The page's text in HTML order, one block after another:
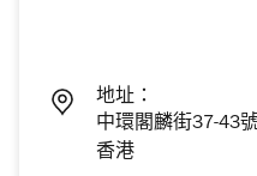
地址：
中環閣麟街37-43
香港